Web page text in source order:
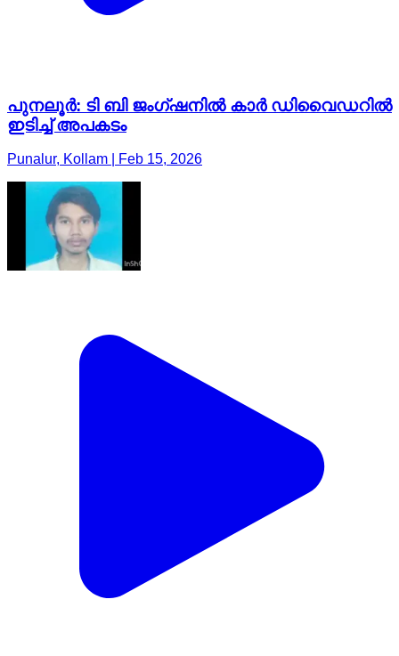
പുനലൂർ: ടി ബി ജംഗ്ഷനിൽ കാർ ഡിവൈഡറിൽ
ഇടിച്ച് അപകടം
Punalur, Kollam | Feb 15, 2026